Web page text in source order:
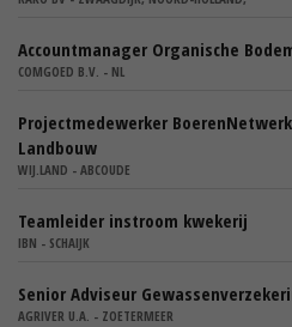
Accountmanager Organische
COMGOED B.V. - NL
Projectmedewerker
Landbouw
WIJ.LAND - ABCOUDE
Teamleider instroom kwekerij
IBN - SCHAIJK
Senior Adviseur
AGRIVER U.A. - ZOETERMEER